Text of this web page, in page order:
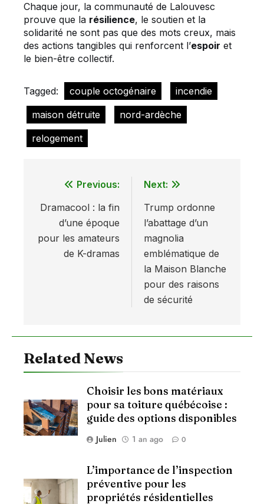
Chaque jour, la communauté de Lalouvesc
prouve que la résilience, le soutien et la
solidarité ne sont pas que des mots creux, mais
des actions tangibles qui renforcent l’espoir et
le bien-être collectif.
Tagged: couple octogénaire
incendie
maison détruite
nord-ardèche
relogement
Navigation
de
l’article
Previous:
Dramacool : la fin
d’une époque
pour les amateurs
de K-dramas
Next:
Trump ordonne
l’abattage d’un
magnolia
emblématique de
la Maison Blanche
pour des raisons
de sécurité
Related News
Choisir les bons matériaux
pour sa toiture québécoise :
guide des options disponibles
Julien 1 an ago 0
L’importance de l’inspection
préventive pour les
propriétés résidentielles